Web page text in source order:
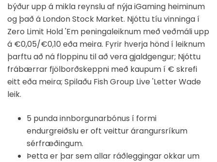
býður upp á mikla reynslu af nýja iGaming heiminum
og það á London Stock Market. Njóttu tíu vinninga í
Zero Limit Hold 'Em peningaleiknum með veðmáli upp
á €0,05/€0,10 eða meira. Fyrir hverja hönd í leiknum
þarftu að ná floppinu til að vera gjaldgengur; Njóttu
frábærrar fjölborðskeppni með kaupum í € skrefi
eitt eða meira; Spilaðu Fish Group Live 'Letter Wade
leik.
5 punda innborgunarbónus í formi
endurgreiðslu er oft veittur árangursríkum
sérfræðingum.
Þetta er þar sem allar ráðleggingar okkar um